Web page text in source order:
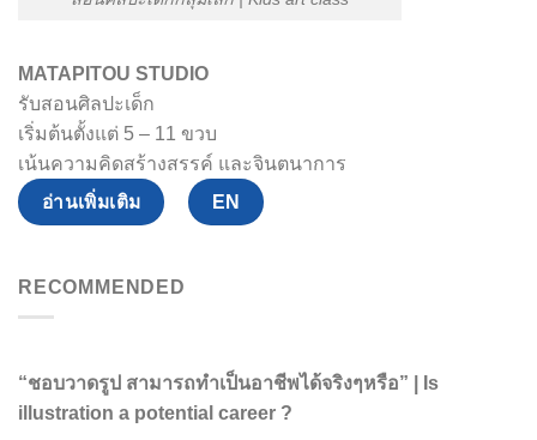
MATAPITOU STUDIO
รับสอนศิลปะเด็ก
เริ่มต้นตั้งแต่ 5 – 11 ขวบ
เน้นความคิดสร้างสรรค์ และจินตนาการ
อ่านเพิ่มเติม
EN
RECOMMENDED
“ชอบวาดรูป สามารถทำเป็นอาชีพได้จริงๆหรือ” | Is
illustration a potential career ?